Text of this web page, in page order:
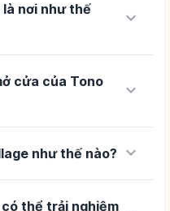
nơi như thế
keyboard_arrow_down
cửa của Tono
keyboard_arrow_down
như thế nào? keyboard_arrow_down
thể trải nghiệm